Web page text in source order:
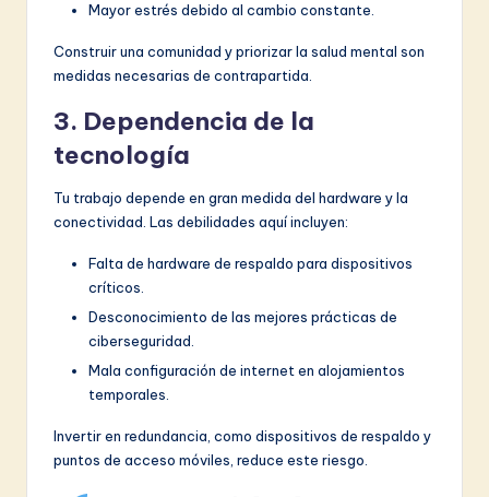
Mayor estrés debido al cambio constante.
Construir una comunidad y priorizar la salud mental son
medidas necesarias de contrapartida.
3. Dependencia de la
tecnología
Tu trabajo depende en gran medida del hardware y la
conectividad. Las debilidades aquí incluyen:
Falta de hardware de respaldo para dispositivos
críticos.
Desconocimiento de las mejores prácticas de
ciberseguridad.
Mala configuración de internet en alojamientos
temporales.
Invertir en redundancia, como dispositivos de respaldo y
puntos de acceso móviles, reduce este riesgo.